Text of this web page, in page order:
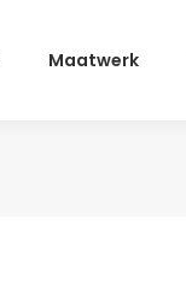
Maatwerk